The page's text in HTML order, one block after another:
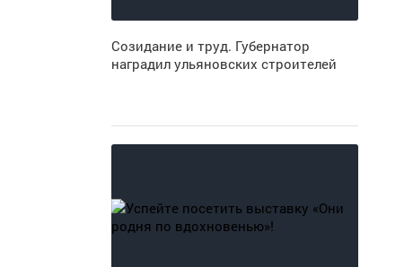
Созидание и труд. Губернатор
наградил ульяновских строителей